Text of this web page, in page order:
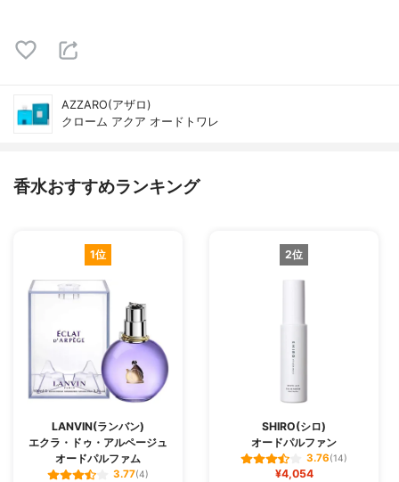
AZZARO(アザロ)
クローム アクア オードトワレ
香水おすすめランキング
1位
LANVIN(ランバン)
エクラ・ドゥ・アルページュ
オードパルファム
3.77(4)
2位
SHIRO(シロ)
オードパルファン
3.76(14)
¥4,054